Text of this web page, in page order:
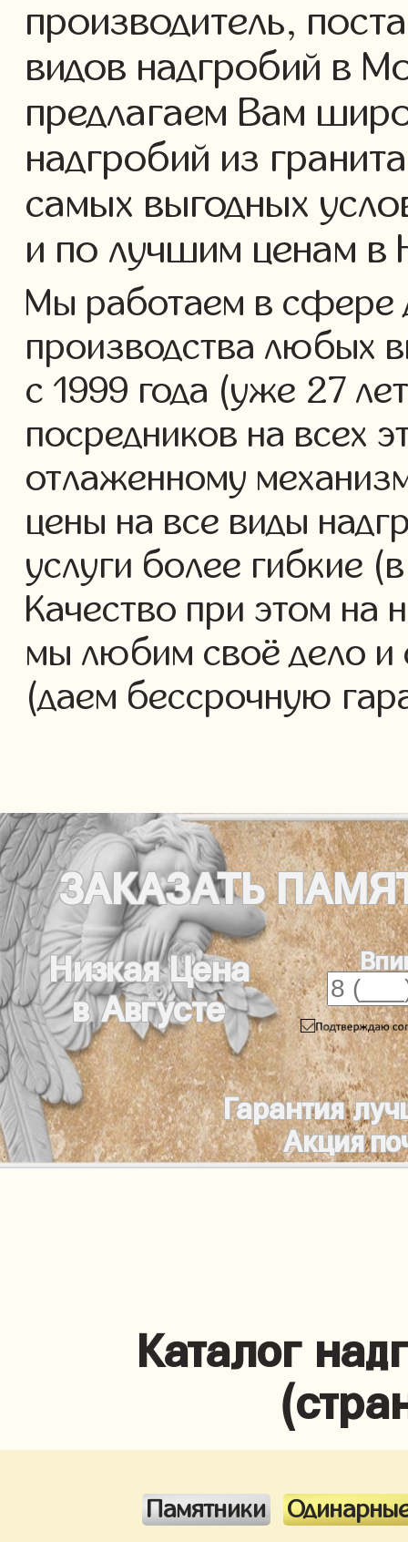
производитель,
видов надгробий в
предлагаем Вам
надгробий из
самых выгодных
и по лучшим ценам в
Мы работаем в сфере
производства любых
с 1999 года (уже 27
посредников на всех
отлаженному
цены на все виды
услуги более гибкие
Качество при этом на
мы любим своё дело и
(даем бессрочную
ЗАКАЗАТЬ
Низкая Цена
в Августе
Гарантия
Акция
Каталог
Памятники